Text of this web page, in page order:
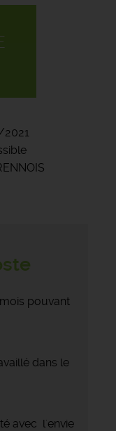
pouvant
dans le
avec l'envie